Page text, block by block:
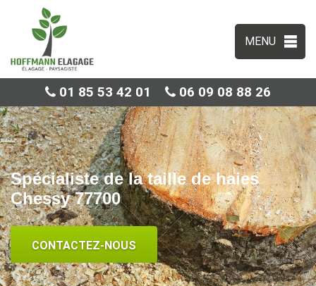
MENU
01 85 53 42 01 06 09 08 88 26
Spécialiste de la taille de haies
Chessy 77700
CONTACTEZ-NOUS